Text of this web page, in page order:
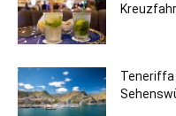
Teneriffa